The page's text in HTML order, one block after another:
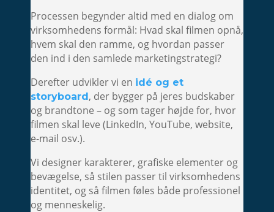
Processen begynder altid med en dialog om
virksomhedens formål: Hvad skal filmen opnå,
hvem skal den ramme, og hvordan passer
den ind i den samlede marketingstrategi?
Derefter udvikler vi en idé og et
storyboard, der bygger på jeres budskaber
og brandtone – og som tager højde for, hvor
filmen skal leve (LinkedIn, YouTube, website,
e-mail osv.).
Vi designer karakterer, grafiske elementer og
bevægelse, så stilen passer til virksomhedens
identitet, og så filmen føles både professionel
og menneskelig.